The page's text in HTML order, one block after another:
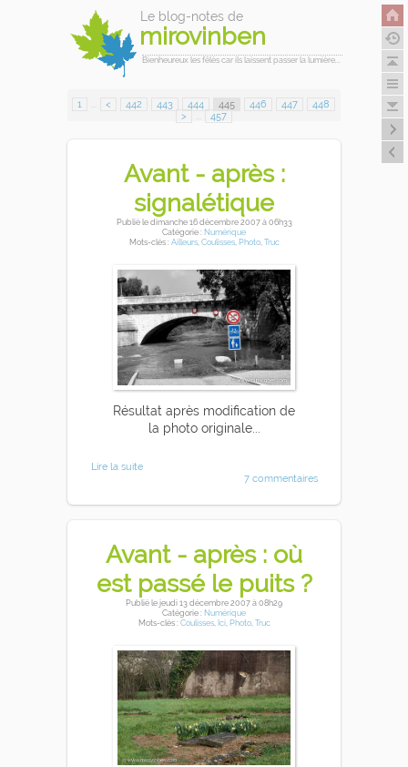
Le blog-notes de
mirovinben
Bienheureux les fêlés car ils laissent passer la lumière...
1 < 442 443 444 445 446 447
448
>
457
Avant - après :
signalétique
Publiéle dimanche 16 décembre 2007à 06h33
Catégorie : Numérique
Mots-clés : Ailleurs,Coulisses,Photo,Truc
Résultat après modification de
la photo originale...
Lire la suite
7 commentaires
Avant - après : où
est passé le puits ?
Publiéle jeudi 13 décembre 2007à 08h29
Catégorie : Numérique
Mots-clés : Coulisses, Ici, Photo, Truc